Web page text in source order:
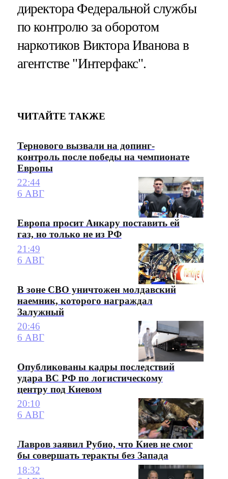
директора Федеральной службы
по контролю за оборотом
наркотиков Виктора Иванова в
агентстве "Интерфакс".
ЧИТАЙТЕ ТАКЖЕ
Тернового вызвали на допинг-
контроль после победы на чемпионате
Европы
22:44
6 АВГ
Европа просит Анкару поставить ей
газ, но только не из РФ
21:49
6 АВГ
В зоне СВО уничтожен молдавский
наемник, которого награждал
Залужный
20:46
6 АВГ
Опубликованы кадры последствий
удара ВС РФ по логистическому
центру под Киевом
20:10
6 АВГ
Лавров заявил Рубио, что Киев не смог
бы совершать теракты без Запада
18:32